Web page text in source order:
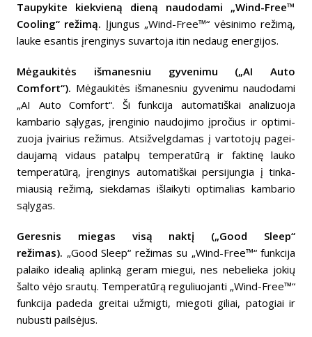
Taupy­­kite kiek­vieną dieną naudo­dami „Wind-Free™
Cooling“ režimą. Įjun­­gus „Wind-Free™“ vėsi­nimo režimą,
lauke esan­tis įren­gi­nys suva­r­toja itin nedaug ener­gi­jos.
Mėgau­ki­tės išma­ne­s­niu gyve­nimu („AI Auto
Comfort“). Mėgau­ki­tės išma­ne­s­niu gyve­nimu naudo­dami
„AI Auto Comfort“. Ši funk­cija auto­­ma­ti­š­kai anali­zuoja
kamba­­rio sąly­gas, įren­gi­nio naudo­jimo įpro­čius ir opti­mi­
zuoja įvai­rius reži­mus. Atsi­žvelg­da­mas į varto­tojų pagei­
dau­jamą vidaus patalpų tempe­ra­tūrą ir faktinę lauko
tempe­ra­tūrą, įren­gi­nys auto­ma­tiš­kai persi­jun­gia į tinka­
miau­sią režimą, siek­da­mas išlai­kyti opti­ma­lias kamba­rio
sąly­gas.
Geresnis miegas visą naktį („Good Sleep“
režimas). „Good Sleep“ režimas su „Wind-Free™“ funkcija
palaiko idealią aplinką geram miegui, nes nebelieka jokių
šalto vėjo srautų. Temperatūrą reguliuojanti „Wind-Free™“
funkcija padeda greitai užmigti, miegoti giliai, patogiai ir
nubusti pailsėjus.